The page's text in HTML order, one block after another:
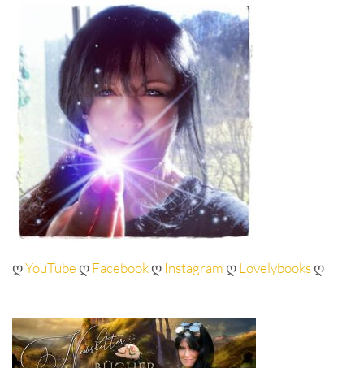
ღYouTubeღFacebookღ InstagramღLovelybooksღ